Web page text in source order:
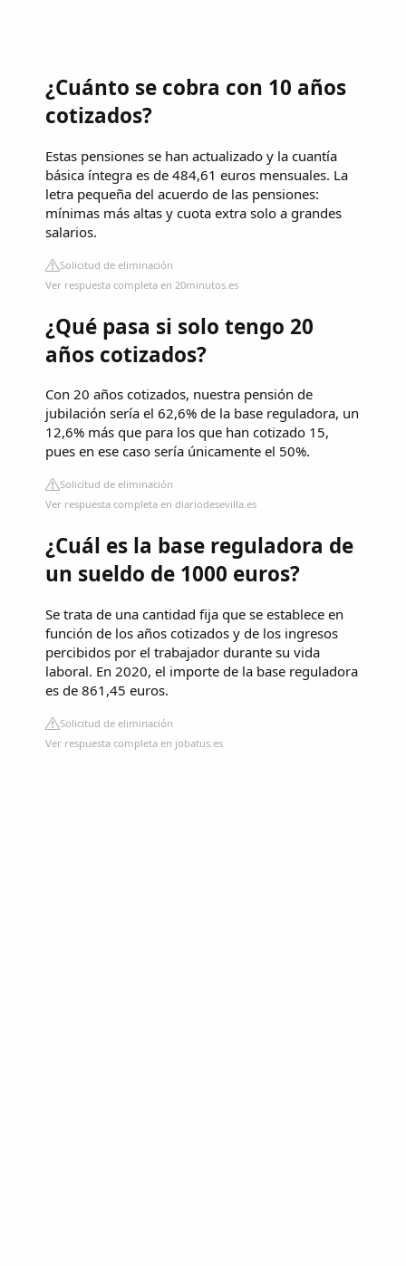
¿Cuánto se cobra con 10 años
cotizados?
Estas pensiones se han actualizado y la cuantía
básica íntegra es de 484,61 euros mensuales. La
letra pequeña del acuerdo de las pensiones:
mínimas más altas y cuota extra solo a grandes
salarios.
Solicitud de eliminación
Ver respuesta completa en 20minutos.es
¿Qué pasa si solo tengo 20
años cotizados?
Con 20 años cotizados, nuestra pensión de
jubilación sería el 62,6% de la base reguladora, un
12,6% más que para los que han cotizado 15,
pues en ese caso sería únicamente el 50%.
Solicitud de eliminación
Ver respuesta completa en diariodesevilla.es
¿Cuál es la base reguladora de
un sueldo de 1000 euros?
Se trata de una cantidad fija que se establece en
función de los años cotizados y de los ingresos
percibidos por el trabajador durante su vida
laboral. En 2020, el importe de la base reguladora
es de 861,45 euros.
Solicitud de eliminación
Ver respuesta completa en jobatus.es